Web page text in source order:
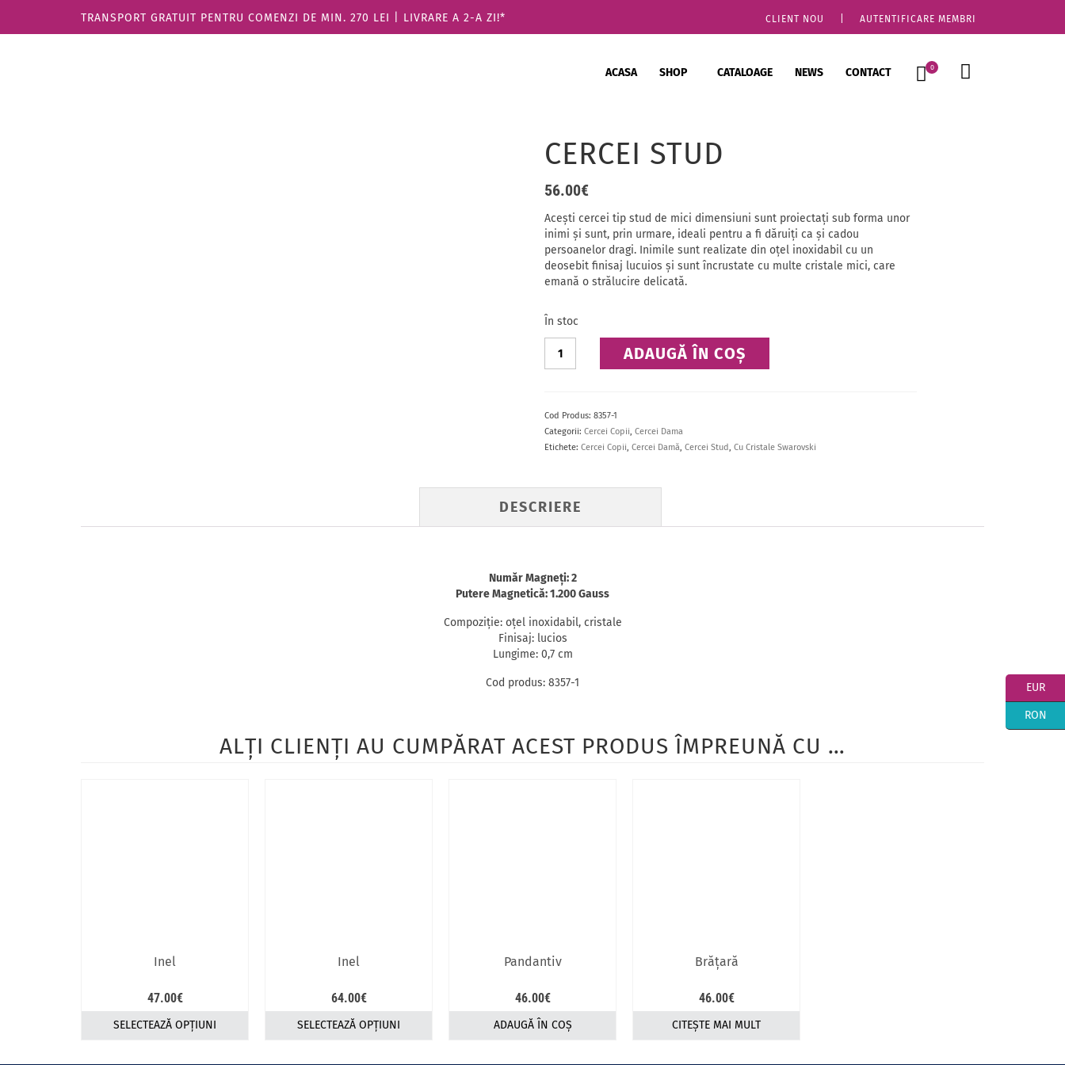
CLIENT NOU AUTENTIFICARE MEMBRI
TRANSPORT GRATUIT PENTRU COMENZI DE MIN. 270 LEI | LIVRARE A 2-A ZI!*
ACASA SHOP CATALOAGE NEWS CONTACT 0
CERCEI STUD
56.00€
Acești cercei tip stud de mici dimensiuni sunt proiectați sub forma unor
inimi și sunt, prin urmare, ideali pentru a fi dăruiţi ca şi cadou
persoanelor dragi. Inimile sunt realizate din oțel inoxidabil cu un
deosebit finisaj lucuios și sunt încrustate cu multe cristale mici, care
emană o strălucire delicată.
În stoc
Cercei
ADAUGĂ ÎN COȘ
Cod Produs: 8357-1
Categorii: Cercei Copii, Cercei Dama
Etichete: Cercei Copii, Cercei Damă, Cercei Stud, Cu Cristale Swarovski
DESCRIERE
Număr Magneţi: 2
Putere Magnetică: 1.200 Gauss
Compoziţie: oţel inoxidabil, cristale
Finisaj: lucios
Lungime: 0,7 cm
Cod produs: 8357-1
ALŢI CLIENŢI AU CUMPĂRAT ACEST PRODUS ÎMPREUNĂ CU …
Inel
47.00€
SELECTEAZĂ OPȚIUNI
produs
Inel
64.00€
SELECTEAZĂ OPȚIUNI
produs
Pandantiv
46.00€
ADAUGĂ ÎN COȘ
Brăţară
46.00€
CITEȘTE MAI MULT
EUR
RON